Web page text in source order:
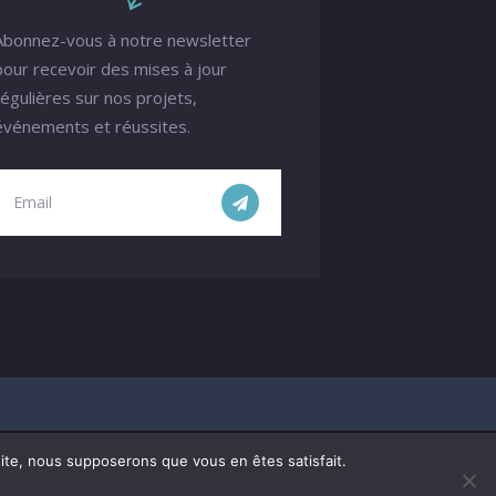
vous à notre newsletter
recevoir des mises à jour
sur nos projets,
et réussites.
nous supposerons que vous en êtes satisfait.